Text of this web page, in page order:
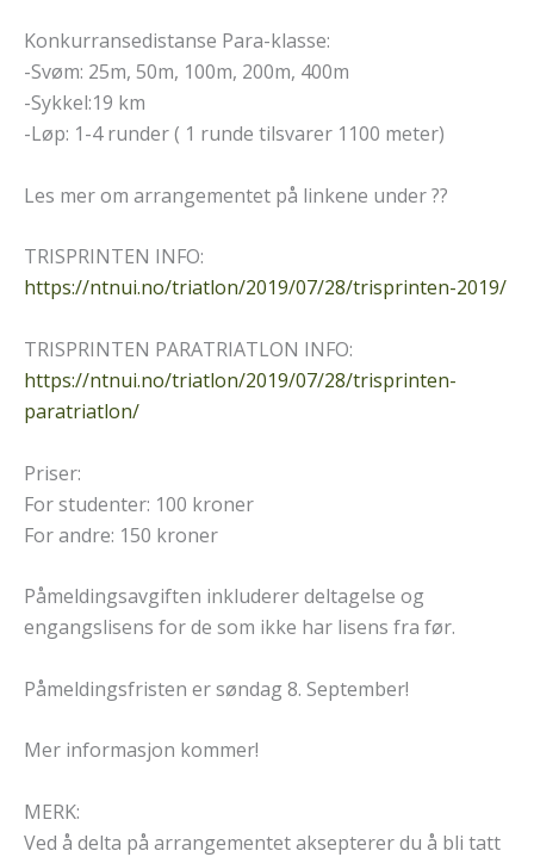
Konkurransedistanse Para-klasse:
-Svøm: 25m, 50m, 100m, 200m, 400m
-Sykkel:19 km
-Løp: 1-4 runder ( 1 runde tilsvarer 1100 meter)
Les mer om arrangementet på linkene under ??
TRISPRINTEN INFO:
https://ntnui.no/triatlon/2019/07/28/trisprinten-2019/
TRISPRINTEN PARATRIATLON INFO:
https://ntnui.no/triatlon/2019/07/28/trisprinten-
paratriatlon/
Priser:
For studenter: 100 kroner
For andre: 150 kroner
Påmeldingsavgiften inkluderer deltagelse og
engangslisens for de som ikke har lisens fra før.
Påmeldingsfristen er søndag 8. September!
Mer informasjon kommer!
MERK:
Ved å delta på arrangementet aksepterer du å bli tatt